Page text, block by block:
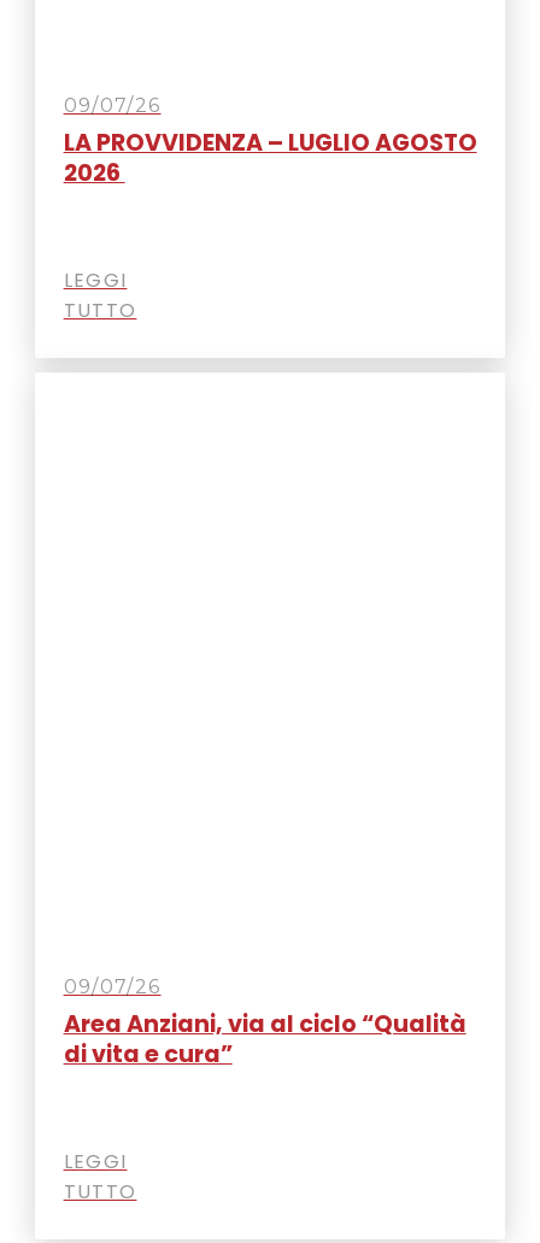
09/07/26
LA PROVVIDENZA – LUGLIO AGOSTO
2026
LEGGI
TUTTO
09/07/26
Area Anziani, via al ciclo “Qualità
di vita e cura”
LEGGI
TUTTO